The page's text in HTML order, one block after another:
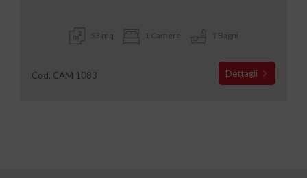
53 mq 1 Camere 1 Bagni
Cod. CAM 1083 Dettagli